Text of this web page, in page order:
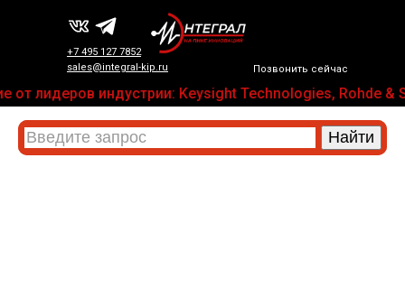
Позвонить сейчас
+7 495 127 7852
sales@integral-kip.ru
лидеров индустрии: Keysight Technologies, Rohde &